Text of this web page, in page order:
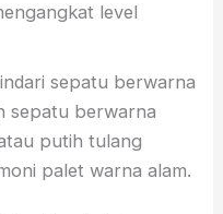
level
sepatu berwarna
sepatu berwarna
putih tulang
palet warna alam.